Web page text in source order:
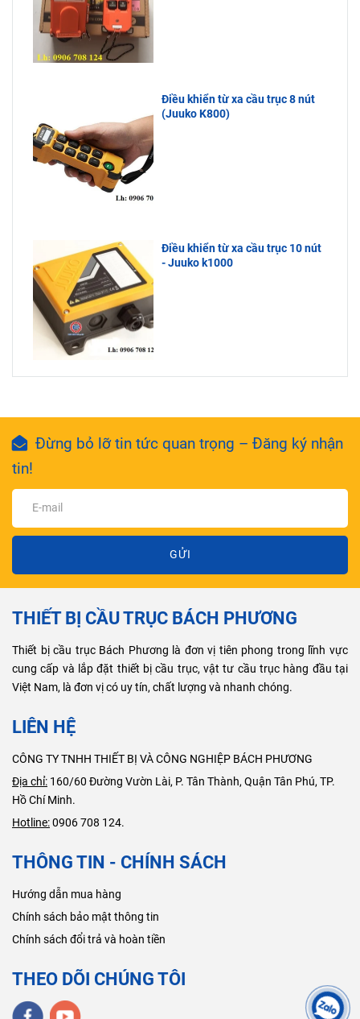
Điều khiển từ xa cầu trục 8 nút
(Juuko K800)
Điều khiển từ xa cầu trục 10 nút
- Juuko k1000
Đừng bỏ lỡ tin tức quan trọng – Đăng ký nhận
tin!
GỬI
THIẾT BỊ CẦU TRỤC BÁCH PHƯƠNG
Thiết bị cầu trục Bách Phương là đơn vị tiên phong trong lĩnh vực
cung cấp và lắp đặt thiết bị cầu trục, vật tư cầu trục hàng đầu tại
Việt Nam, là đơn vị có uy tín, chất lượng và nhanh chóng.
LIÊN HỆ
CÔNG TY TNHH THIẾT BỊ VÀ CÔNG NGHIỆP BÁCH PHƯƠNG
Địa chỉ: 160/60 Đường Vườn Lài, P. Tân Thành, Quận Tân Phú, TP.
Hồ Chí Minh.
Hotline:0906 708 124.
THÔNG TIN - CHÍNH SÁCH
Hướng dẫn mua hàng
Chính sách bảo mật thông tin
Chính sách đổi trả và hoàn tiền
THEO DÕI CHÚNG TÔI